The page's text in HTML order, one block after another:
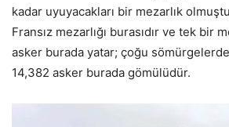
kadar uyuyacakları bir mezarlık
Fransız mezarlığı burasıdır ve tek bir
asker burada yatar; çoğu
14,382 asker burada gömülüdür.